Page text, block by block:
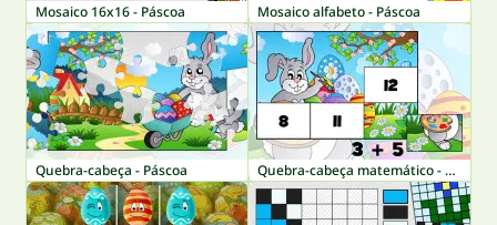
Mosaico 16x16 - Páscoa Mosaico alfabeto - Páscoa
Quebra-cabeça - Páscoa Quebra-cabeça matemático - Páscoa